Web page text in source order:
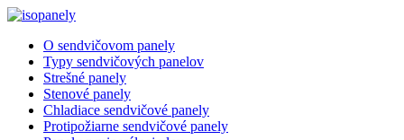
Preskočiť
obsah
O sendvičovom panely
Typy sendvičových panelov
Strešné panely
Stenové panely
Chladiace sendvičové panely
Protipožiarne sendvičové panely